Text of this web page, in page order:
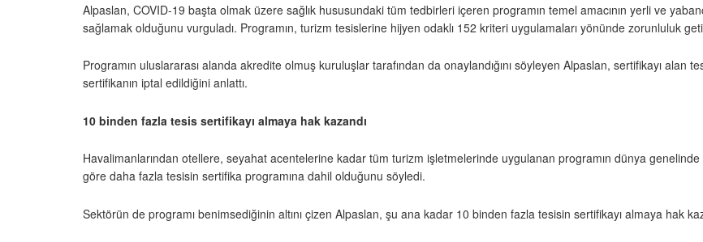
Alpaslan, COVID-19 başta olmak üzere sağlık hususundaki tüm tedbirleri içeren programın temel amacının yerli ve
sağlamak olduğunu vurguladı. Programın, turizm tesislerine hijyen odaklı 152 kriteri uygulamaları yönünde zorunluluk
Programın uluslararası alanda akredite olmuş kuruluşlar tarafından da onaylandığını söyleyen Alpaslan, sertifikayı
sertifikanın iptal edildiğini anlattı.
10 binden fazla tesis sertifikayı almaya hak kazandı
Havalimanlarından otellere, seyahat acentelerine kadar tüm turizm işletmelerinde uygulanan programın dünya
göre daha fazla tesisin sertifika programına dahil olduğunu söyledi.
Sektörün de programı benimsediğinin altını çizen Alpaslan, şu ana kadar 10 binden fazla tesisin sertifikayı almaya hak